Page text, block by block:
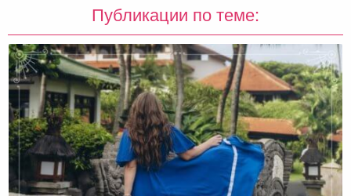
Публикации по теме: